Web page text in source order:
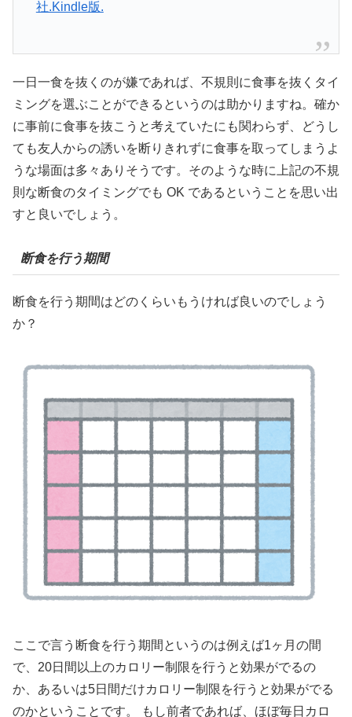
社.Kindle版.
一日一食を抜くのが嫌であれば、不規則に食事を抜くタイ
ミングを選ぶことができるというのは助かりますね。確か
に事前に食事を抜こうと考えていたにも関わらず、どうし
ても友人からの誘いを断りきれずに食事を取ってしまうよ
うな場面は多々ありそうです。そのような時に上記の不規
則な断食のタイミングでも OK であるということを思い出
すと良いでしょう。
断食を行う期間
断食を行う期間はどのくらいもうければ良いのでしょう
か？
ここで言う断食を行う期間というのは例えば1ヶ月の間
で、20日間以上のカロリー制限を行うと効果がでるの
か、あるいは5日間だけカロリー制限を行うと効果がでる
のかということです。 もし前者であれば、ほぼ毎日カロ